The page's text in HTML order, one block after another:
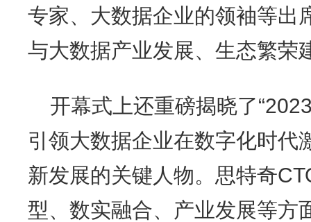
专家、大数据企业的领袖等出
与大数据产业发展、生态繁荣
开幕式上还重磅揭晓了
引领大数据企业在数字化时代
新发展的关键人物。思特奇
型、数实融合、产业发展等方